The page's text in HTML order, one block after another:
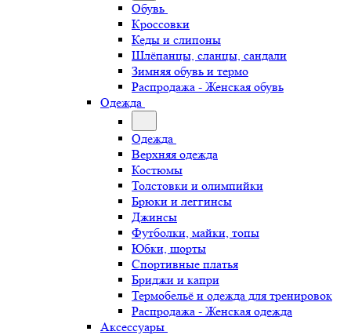
Обувь
Кроссовки
Кеды и слипоны
Шлёпанцы, сланцы, сандали
Зимняя обувь и термо
Распродажа - Женская обувь
Одежда
Одежда
Верхняя одежда
Костюмы
Толстовки и олимпийки
Брюки и леггинсы
Джинсы
Футболки, майки, топы
Юбки, шорты
Спортивные платья
Бриджи и капри
Термобельё и одежда для тренировок
Распродажа - Женская одежда
Аксессуары